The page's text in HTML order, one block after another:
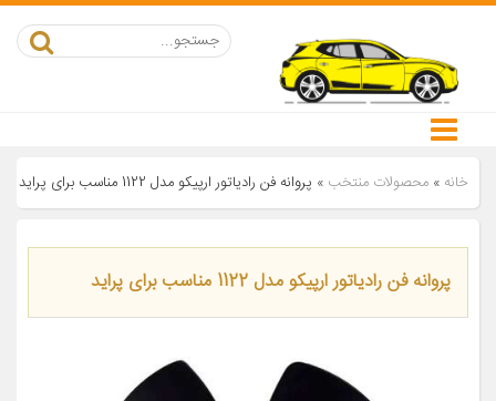
خانه » محصولات منتخب » پروانه فن رادیاتور ارپیکو مدل 1122 مناسب برای پراید
پروانه فن رادیاتور ارپیکو مدل 1122 مناسب برای پراید